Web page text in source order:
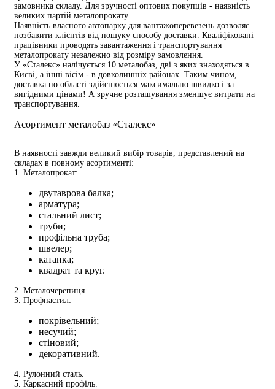
замовника складу. Для зручності оптових покупців - наявність
великих партій металопрокату.
Наявність власного автопарку для вантажоперевезень дозволяє
позбавити клієнтів від пошуку способу доставки. Кваліфіковані
працівники проводять завантаження і транспортування
металопрокату незалежно від розміру замовлення.
У «Сталекс» налічується 10 металобаз, дві з яких знаходяться в
Києві, а інші вісім - в довколишніх районах. Таким чином,
доставка по області здійснюється максимально швидко і за
вигідними цінами! А зручне розташування зменшує витрати на
транспортування.
Асортимент металобаз «Сталекс»
В наявності завжди великий вибір товарів, представлений на
складах в повному асортименті:
1. Металопрокат:
двутаврова балка;
арматура;
стальний лист;
труби;
профільна труба;
швелер;
катанка;
квадрат та круг.
2. Металочерепиця.
3. Профнастил:
покрівельний;
несучий;
стіновий;
декоративний.
4. Рулонний сталь.
5. Каркасний профіль.